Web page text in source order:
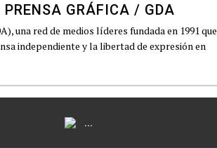
PRENSA GRÁFICA / GDA
una red de medios líderes fundada en 1991 que
independiente y la libertad de expresión en
...